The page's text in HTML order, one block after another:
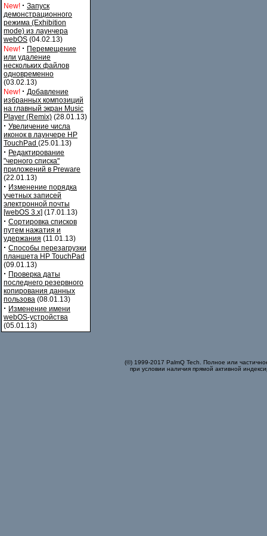
New! · Запуск
демонстрационного
режима (Exhibition
mode) из лаунчера
webOS (04.02.13)
New! · Перемещение
или удаление
нескольких файлов
одновременно
(03.02.13)
New! · Добавление
избранных композиций
на главный экран Music
Player (Remix) (28.01.13)
· Увеличение числа
иконок в лаунчере HP
TouchPad (25.01.13)
· Редактирование
"черного списка"
приложений в Preware
(22.01.13)
· Изменение порядка
учетных записей
электронной почты
[webOS 3.x] (17.01.13)
· Сортировка списков
путем нажатия и
удержания (11.01.13)
· Способы перезагрузки
планшета HP TouchPad
(09.01.13)
· Проверка даты
последнего резервного
копирования данных
пользова (08.01.13)
· Изменение имени
webOS-устройства
(05.01.13)
(©) 1999-2017 PalmQ Tech. Полное или
при условии наличия прямой активной